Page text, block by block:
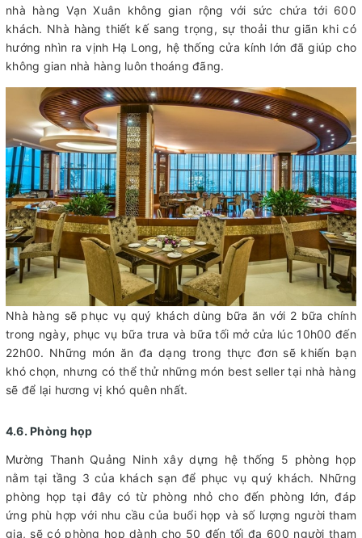
nhà hàng Vạn Xuân không gian rộng với sức chứa tới 600
khách. Nhà hàng thiết kế sang trọng, sự thoải thư giãn khi có
hướng nhìn ra vịnh Hạ Long, hệ thống cửa kính lớn đã giúp cho
không gian nhà hàng luôn thoáng đãng.
Nhà hàng sẽ phục vụ quý khách dùng bữa ăn với 2 bữa chính
trong ngày, phục vụ bữa trưa và bữa tối mở cửa lúc 10h00 đến
22h00. Những món ăn đa dạng trong thực đơn sẽ khiến bạn
khó chọn, nhưng có thể thử những món best seller tại nhà hàng
sẽ để lại hương vị khó quên nhất.
4.6. Phòng họp
Mường Thanh Quảng Ninh xây dựng hệ thống 5 phòng họp
nằm tại tầng 3 của khách sạn để phục vụ quý khách. Những
phòng họp tại đây có từ phòng nhỏ cho đến phòng lớn, đáp
ứng phù hợp với nhu cầu của buổi họp và số lượng người tham
gia, sẽ có phòng họp dành cho 50 đến tối đa 600 người tham